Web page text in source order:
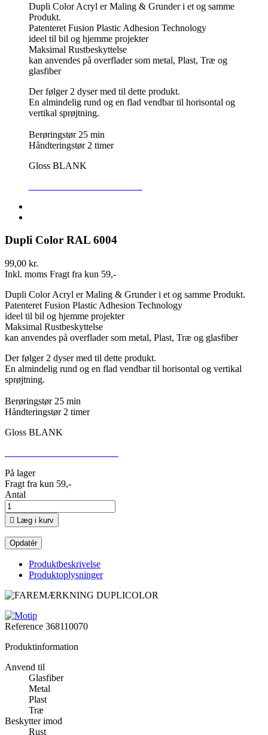
Dupli Color Acryl er Maling & Grunder i et og samme
Produkt.
Patenteret Fusion Plastic Adhesion Technology
ideel til bil og hjemme projekter
Maksimal Rustbeskyttelse
kan anvendes på overflader som metal, Plast, Træ og
glasfiber
Der følger 2 dyser med til dette produkt.
En almindelig rund og en flad vendbar til horisontal og
vertikal sprøjtning.
Berøringstør 25 min
Håndteringstør 2 timer
Gloss BLANK
Dupli Color RAL 6004
99,00 kr.
Inkl. moms Fragt fra kun 59,-
Dupli Color Acryl er Maling & Grunder i et og samme Produkt.
Patenteret Fusion Plastic Adhesion Technology
ideel til bil og hjemme projekter
Maksimal Rustbeskyttelse
kan anvendes på overflader som metal, Plast, Træ og glasfiber
Der følger 2 dyser med til dette produkt.
En almindelig rund og en flad vendbar til horisontal og vertikal
sprøjtning.
Berøringstør 25 min
Håndteringstør 2 timer
Gloss BLANK
På lager
Fragt fra kun 59,-
Antal
 Læg i kurv
Produktbeskrivelse
Produktoplysninger
Reference 368110070
Produktinformation
Anvend til
Glasfiber
Metal
Plast
Træ
Beskytter imod
Rust